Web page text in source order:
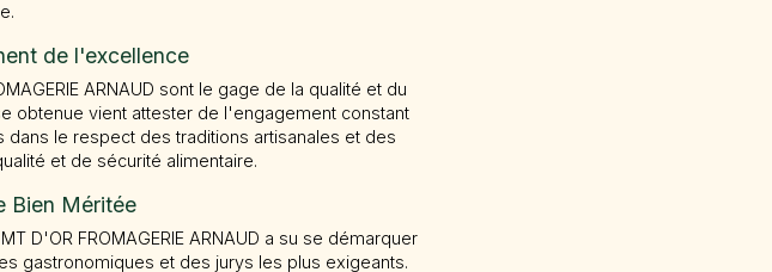
de l'excellence
ARNAUD sont le gage de la qualité et du
obtenue vient attester de l'engagement constant
le respect des traditions artisanales et des
et de sécurité alimentaire.
Bien Méritée
D'OR FROMAGERIE ARNAUD a su se démarquer
gastronomiques et des jurys les plus exigeants.